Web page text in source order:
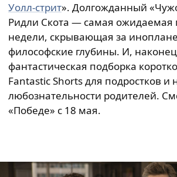
Уолл-стрит». Долгожданный
Ридли Скота — самая ожидаемая
недели, скрывающая за
философские глубины. И,
фантастическая подборка
Fantastic Shorts для подростков и
любознательности родителей.
«Победе» с 18 мая.